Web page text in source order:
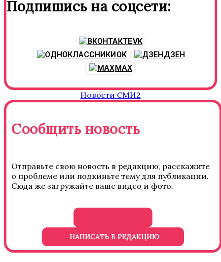
Подпишись на соцсети:
VK
OK
ДЗЕН
MAX
Новости СМИ2
Сообщить новость
Отправьте свою новость в редакцию, расскажите
о проблеме или подкиньте тему для публикации.
Сюда же загружайте ваше видео и фото.
НАПИСАТЬ В РЕДАКЦИЮ